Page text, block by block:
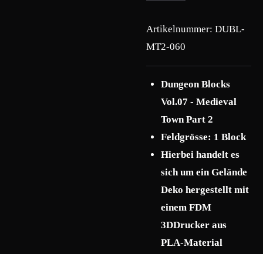
Artikelnummer: DUBL-
MT2-060
Dungeon Blocks
Vol.07 - Medieval
Town Part 2
Feldgrösse: 1 Block
Hierbei handelt es
sich um ein Gelände
Deko hergestellt mit
einem FDM
3DDrucker aus
PLA-Material